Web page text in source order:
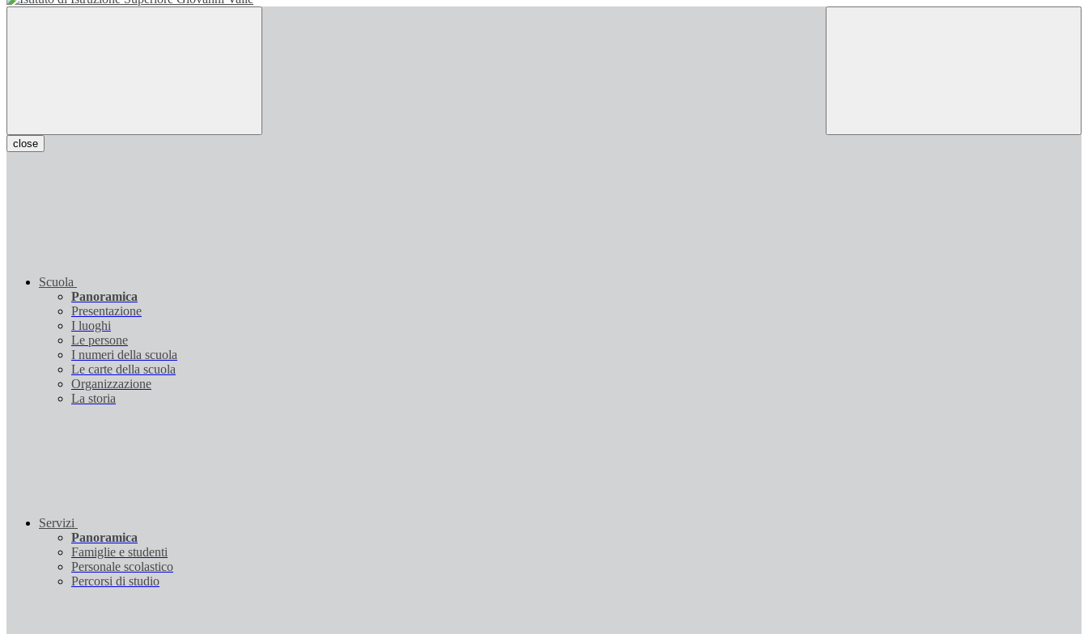
close
Scuola
Panoramica
Presentazione
I luoghi
Le persone
I numeri della scuola
Le carte della scuola
Organizzazione
La storia
Servizi
Panoramica
Famiglie e studenti
Personale scolastico
Percorsi di studio